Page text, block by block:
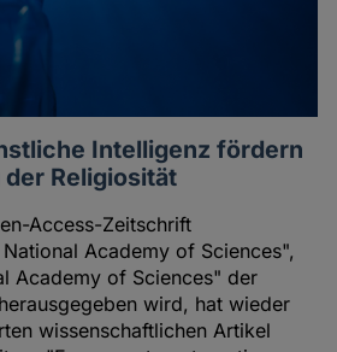
Intelligenz fördern
Religiosität
Access-Zeitschrift
Academy of Sciences",
Academy of Sciences" der
wird, hat wieder
wissenschaftlichen Artikel